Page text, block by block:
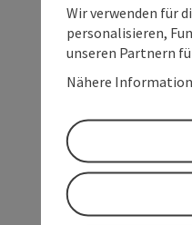
Wir verwenden für
personalisieren,
unseren Partnern
Nähere